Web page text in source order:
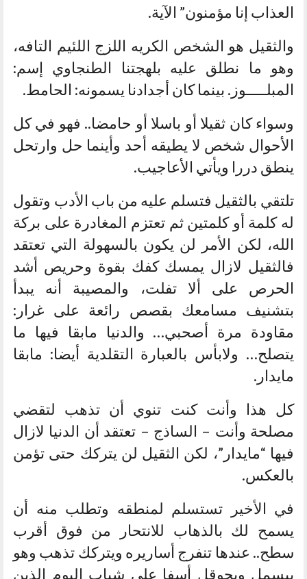
العذاب إنا مؤمنون” الآية.
والثقيل هو الشخص الكريه اللزج اللئيم التافه،
وهو ما نطلق عليه بلهجتنا الطنجاوي إسم:
المبلـــــوز. بينما كان أجدادنا يسمونه: الحامط.
وسواء كان ثقيلا أو باسلا أو حامضا.. فهو في كل
الأحوال شخص لا يطيقه أحد وأينما حل وارتحل
ينطق دررا ويأتي الأعاجيب.
تلتقي بالثقيل فتسلم عليه من باب الأدب وتقول
له كلمة أو كلمتين ثم تعتزم المغادرة على بركة
الله، لكن الأمر لن يكون بالسهولة التي تعتقد
فالثقيل لازال يمسك كفك بقوة وحريص أشد
الحرص على ألا تفلت، والمصيبة أنه يبدأ
بتشنيف مسامعك بقصص رائعة على غرار:
مقاودة مرة أصحبي… والدنيا مابقا فيها ما
يتصلح… ولابأس بالعبارة التقلدية أيضا: مابقا
مايدار.
كل هذا وأنت كنت تنوي أن تذهب لتقضي
مصلحة وأنت – الساذج – تعتقد أن الدنيا لازال
فيها “مايدار”، لكن الثقيل لن يتركك حتى تؤمن
بالعكس.
في الأخير تستسلم لمنطقه وتطلب منه أن
يسمح لك بالذهاب للانتحار من فوق أقرب
سطح.. عندها تنفرج أساريره ويتركك تذهب وهو
يبسمل ويحوقل أسفا على شباب اليوم الذين